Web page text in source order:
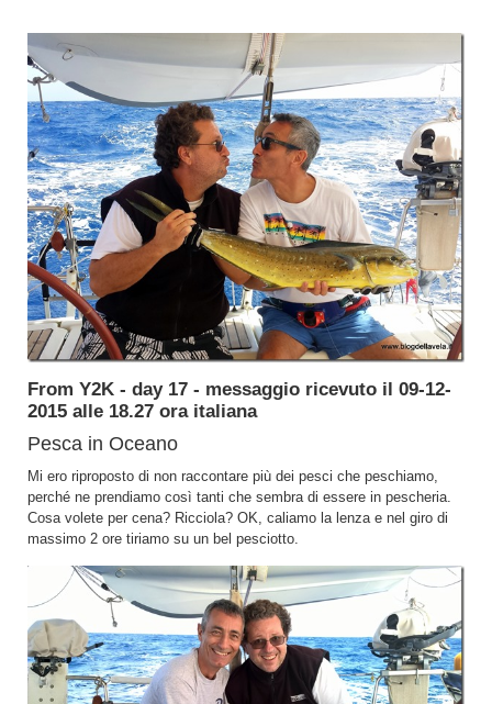
From Y2K - day 17 - messaggio ricevuto il 09-12-
2015 alle 18.27 ora italiana
Pesca in Oceano
Mi ero riproposto di non raccontare più dei pesci che peschiamo,
perché ne prendiamo così tanti che sembra di essere in pescheria.
Cosa volete per cena? Ricciola? OK, caliamo la lenza e nel giro di
massimo 2 ore tiriamo su un bel pesciotto.